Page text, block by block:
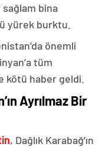
sağlam bina
yürek burktu.
önemli
tüm
kötü haber geldi.
Ayrılmaz Bir
, Dağlık Karabağ’ın